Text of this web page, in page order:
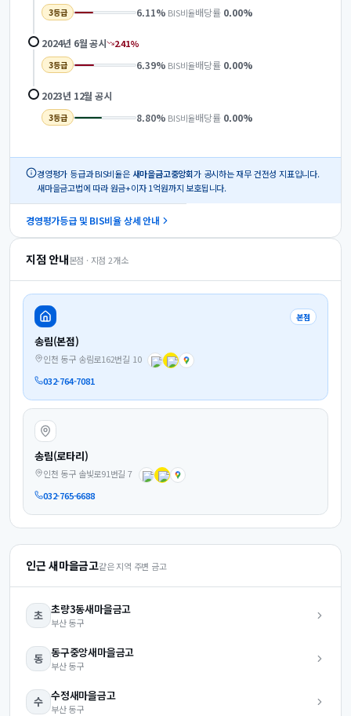
3등급 6.11% BIS비율배당률 0.00%
2024년 6월공시 2.41%
3등급 6.39% BIS비율배당률 0.00%
2023년 12월 공시
3등급 8.80% BIS비율배당률 0.00%
경영평가 등급과 BIS비율은 새마을금고중앙회가 공시하는 재무 건전성 지표입니다.
새마을금고법에 따라 원금+이자 1억원까지 보호됩니다.
경영평가등급 및 BIS비율 상세 안내
지점 안내본점 · 지점 2개소
본점
송림(본점)
인천 동구 송림로162번길 10
032-764-7081
송림(로타리)
인천 동구 솔빛로91번길 7
032-765-6688
인근 새마을금고같은 지역 주변 금고
초 초량3동새마을금고
부산 동구
동 동구중앙새마을금고
부산 동구
수 수정새마을금고
부산 동구